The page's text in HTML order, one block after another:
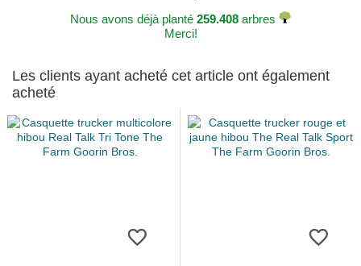
Nous avons déjà planté 259.408 arbres
Merci!
Les clients ayant acheté cet article ont également
acheté